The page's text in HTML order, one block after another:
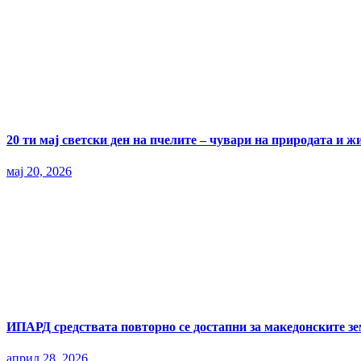
20 ти мај светски ден на пчелите – чувари на природата и
мај 20, 2026
ИПАРД средствата повторно се достапни за македонските